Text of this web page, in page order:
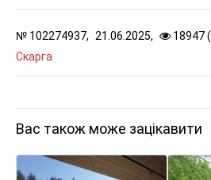
№ 102274937, 21.06.2025, 18947 (
Скарга
Вас також може зацікавити